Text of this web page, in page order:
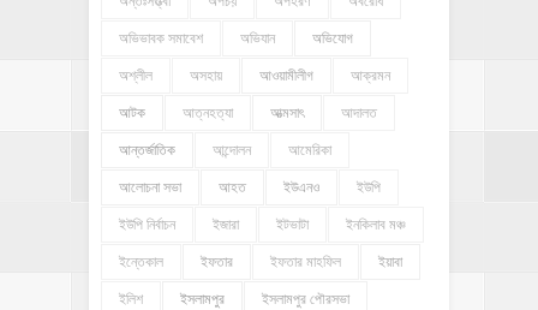
অভিভাবক সমাবেশ অভিযান অভিযোগ
অশ্লীল অসহায় আওয়ামীলীগ আক্রমন
আটক আত্নহত্যা আত্মসাৎ আদালত
আন্তর্জাতিক আন্দোলন আমেরিকা
আলোচনা সভা আহত ইউএনও ইউপি
ইউপি নির্বাচন ইজারা ইটভাটা ইনকিলাব মঞ্চ
ইন্তেকাল ইফতার ইফতার মাহফিল ইয়াবা
ইলিশ ইসলামপুর ইসলামপুর পৌরসভা